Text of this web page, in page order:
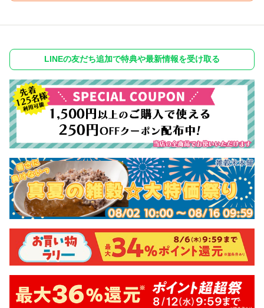
LINEの友だち追加で特典や最新情報を受け取る